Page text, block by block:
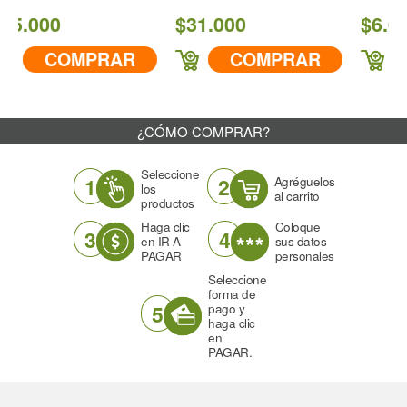
Ángulo
80°
Descarga cc/min a 43 PSI
IR A COMPRAR
COMPRAR
¿CÓMO COMPRAR?
1
Seleccione
los
productos
2
Agréguelos
al carrito
3
Haga clic
en IR A
PAGAR
4
Coloque
sus datos
personales
5
Seleccione
forma de
pago y
haga clic
en
PAGAR.